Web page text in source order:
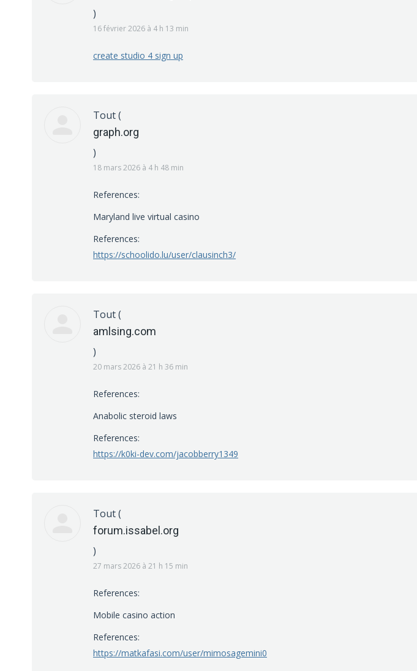
)
16 février 2026 à 4 h 13 min
create studio 4 sign up
Tout(
graph.org
)
18 mars 2026 à 4 h 48 min
References:
Maryland live virtual casino
References:
https://schoolido.lu/user/clausinch3/
Tout(
amlsing.com
)
20 mars 2026 à 21 h 36 min
References:
Anabolic steroid laws
References:
https://k0ki-dev.com/jacobberry1349
Tout(
forum.issabel.org
)
27 mars 2026 à 21 h 15 min
References:
Mobile casino action
References:
https://matkafasi.com/user/mimosagemini0